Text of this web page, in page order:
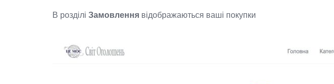
В розділі Замовлення відображаються ваші покупки